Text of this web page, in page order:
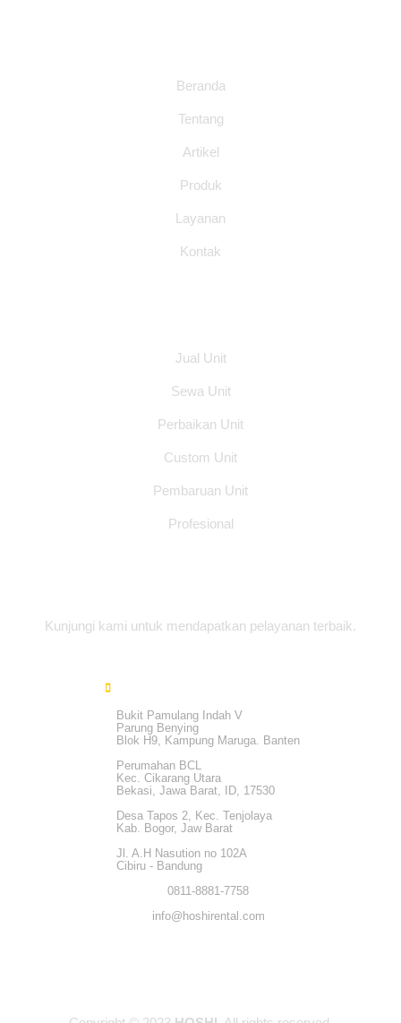
Beranda
Tentang
Artikel
Produk
Layanan
Kontak
Jual Unit
Sewa Unit
Perbaikan Unit
Custom Unit
Pembaruan Unit
Profesional
Kunjungi kami untuk mendapatkan pelayanan terbaik.
Bukit Pamulang Indah V
Parung Benying
Blok H9, Kampung Maruga. Banten
Perumahan BCL
Kec. Cikarang Utara
Bekasi, Jawa Barat, ID, 17530
Desa Tapos 2, Kec. Tenjolaya
Kab. Bogor, Jaw Barat
Jl. A.H Nasution no 102A
Cibiru - Bandung
0811-8881-7758
info@hoshirental.com